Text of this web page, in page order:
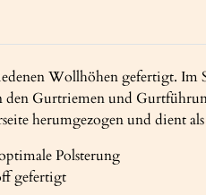
Wollhöhen gefertigt.
Gurtriemen und
herumgezogen und dient als
Polsterung
gefertigt